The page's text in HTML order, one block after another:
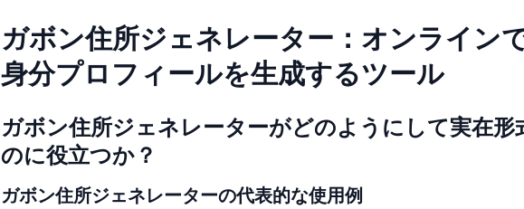
ガボン住所ジェネレーター：オンライン
身分プロフィールを生成するツール
ガボン住所ジェネレーターがどのようにして実在
のに役立つか？
ガボン住所ジェネレーターの代表的な使用例